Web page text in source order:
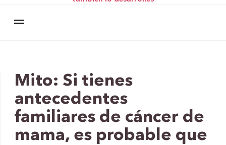
Mito: Si tienes
antecedentes
familiares de cáncer de
mama, es probable que